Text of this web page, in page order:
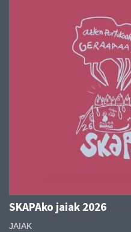
SKAPAko jaiak 2026
JAIAK